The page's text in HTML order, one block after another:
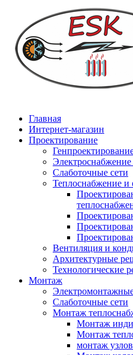
Главная
Интернет-магазин
Проектирование
Слаботочные сети
Теплоснабжение и
Вентиляция и
Архитектурные
Технологические
Монтаж
Слаботочные сети
Монтаж
Монтаж
Монтаж
монтаж